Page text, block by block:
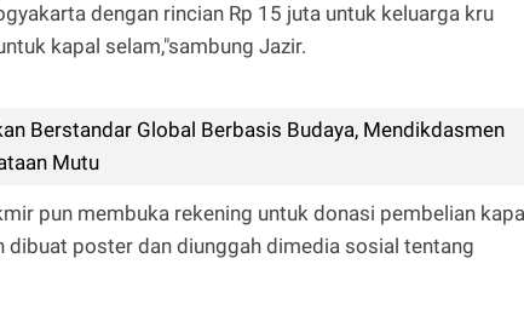
dengan rincian Rp 15 juta untuk keluarga kru
kapal selam,"sambung Jazir.
Berstandar Global Berbasis Budaya, Mendikdasmen
Mutu
pun membuka rekening untuk donasi pembelian
dibuat poster dan diunggah dimedia sosial tentang